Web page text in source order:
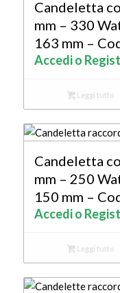
Candeletta
mm – 330
163 mm –
Accedi o
Leggi tutto
Candeletta
mm – 250
150 mm –
Accedi o
Leggi tutto